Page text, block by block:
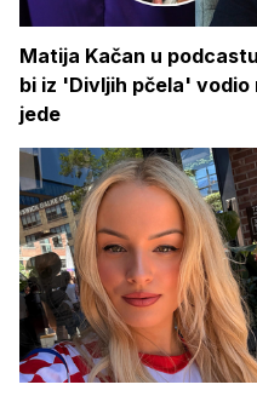
Matija Kačan u
bi iz 'Divljih pčela'
jede